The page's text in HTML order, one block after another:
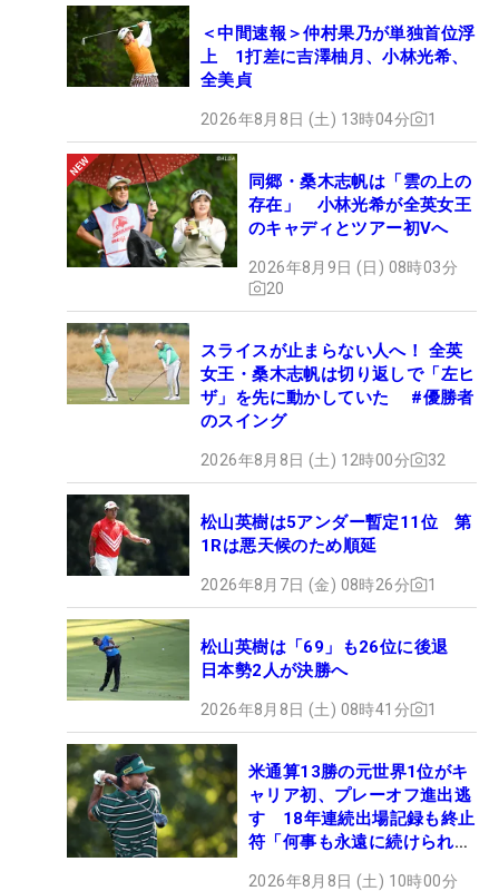
＜中間速報＞仲村果乃が単独首位浮
上 1打差に吉澤柚月、小林光希、
全美貞
2026年8月8日 (土) 13時04分 1
同郷・桑木志帆は「雲の上の
存在」 小林光希が全英女王
のキャディとツアー初Vへ
2026年8月9日 (日) 08時03分
20
スライスが止まらない人へ！ 全英
女王・桑木志帆は切り返しで「左ヒ
ザ」を先に動かしていた #優勝者
のスイング
2026年8月8日 (土) 12時00分 32
松山英樹は5アンダー暫定11位 第
1Rは悪天候のため順延
2026年8月7日 (金) 08時26分 1
松山英樹は「69」も26位に後退
日本勢2人が決勝へ
2026年8月8日 (土) 08時41分 1
米通算13勝の元世界1位がキ
ャリア初、プレーオフ進出逃
す 18年連続出場記録も終止
符「何事も永遠に続けられな
2026年8月8日 (土) 10時00分